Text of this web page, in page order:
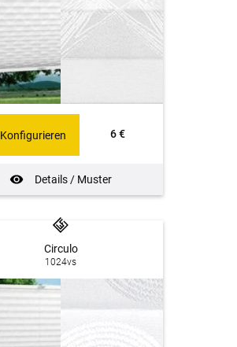
6 €
Details / Muster
Konfigurieren
Circulo
1024vs